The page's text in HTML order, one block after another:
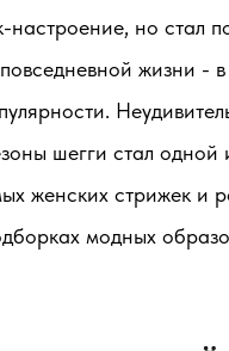
настроение, но стал
жизни -
шегги стал одной
женских стрижек и
модных